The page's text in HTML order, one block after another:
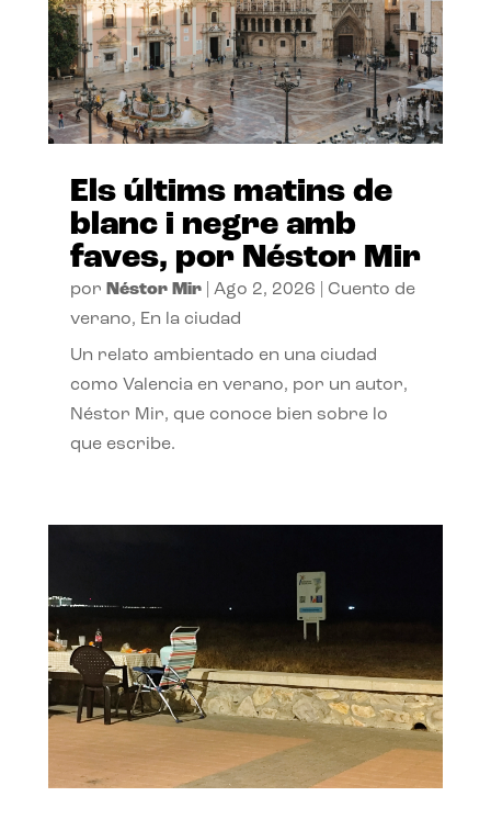
Els últims matins de
blanc i negre amb
faves, por Néstor Mir
por Néstor Mir| Ago 2, 2026
Cuento de
verano, En la ciudad
Un relato ambientado en una ciudad
como Valencia en verano, por un autor,
Néstor Mir, que conoce bien sobre lo
que escribe.